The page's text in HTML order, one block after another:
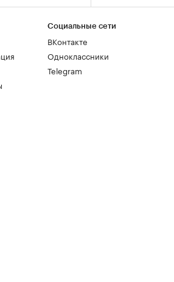
Социальные сети
ВКонтакте
Одноклассники
Telegram